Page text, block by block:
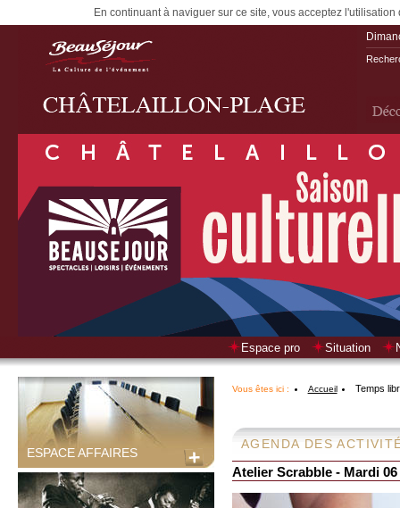
En continuant à naviguer sur ce site, vous acceptez
Espace pro Situation
ESPACE AFFAIRES
Vous êtes ici : Accueil Temps
AGENDA DES
Atelier Scrabble - Mardi